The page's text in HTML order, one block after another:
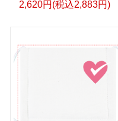
2,620円(税込2,883円)